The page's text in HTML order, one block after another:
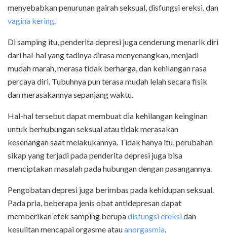
menyebabkan penurunan gairah seksual, disfungsi ereksi, dan
vagina kering.
Di samping itu, penderita depresi juga cenderung menarik diri
dari hal-hal yang tadinya dirasa menyenangkan, menjadi
mudah marah, merasa tidak berharga, dan kehilangan rasa
percaya diri. Tubuhnya pun terasa mudah lelah secara fisik
dan merasakannya sepanjang waktu.
Hal-hal tersebut dapat membuat dia kehilangan keinginan
untuk berhubungan seksual atau tidak merasakan
kesenangan saat melakukannya. Tidak hanya itu, perubahan
sikap yang terjadi pada penderita depresi juga bisa
menciptakan masalah pada hubungan dengan pasangannya.
Pengobatan depresi juga berimbas pada kehidupan seksual.
Pada pria, beberapa jenis obat antidepresan dapat
memberikan efek samping berupadisfungsi ereksidan
kesulitan mencapai orgasme atauanorgasmia.